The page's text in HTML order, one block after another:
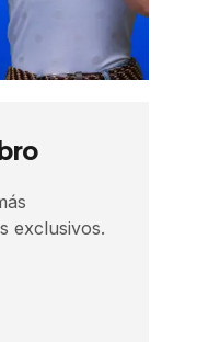
exclusivos.